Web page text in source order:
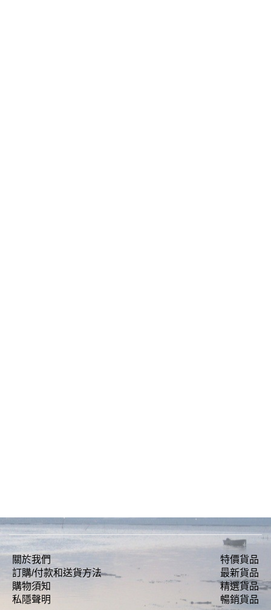
關於我們
訂購/付款和送貨方法
購物須知
私隱聲明
特價貨品
最新貨品
精選貨品
暢銷貨品